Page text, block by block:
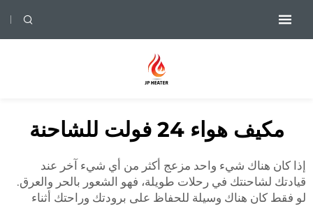
مكيف هواء 24 فولت للشاحنة
إذا كان هناك شيء واحد مزعج أكثر من أي شيء آخر عند
قيادتك لشاحنتك في رحلات طويلة، فهو الشعور بالحر والعرق.
لو فقط كان هناك وسيلة للحفاظ على برودتك وراحتك أثناء